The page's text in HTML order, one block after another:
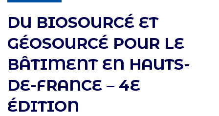
DU BIOSOURCÉ ET
GÉOSOURCÉ POUR LE
BÂTIMENT EN HAUTS-
DE-FRANCE – 4E
ÉDITION